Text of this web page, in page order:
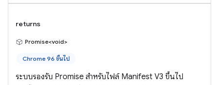
returns
Promise<void>
Chrome 96 ขึ้นไป
ระบบรองรับ Promise สำหรับไฟล์ Manifest V3 ขึ้นไป